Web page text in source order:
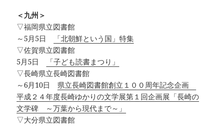
＜九州＞
▽福岡県立図書館
～5月5日
「北朝鮮という国」特集
▽佐賀県立図書館
5月5日
「子ども読書まつり」
▽長崎県立長崎図書館
～6月10日 県立長崎図書館創立１００周年記念企画
平成２４年度長崎ゆかりの文学展第１回企画展「長崎の
文学碑 ～万葉から現代まで～」
▽大分県立図書館